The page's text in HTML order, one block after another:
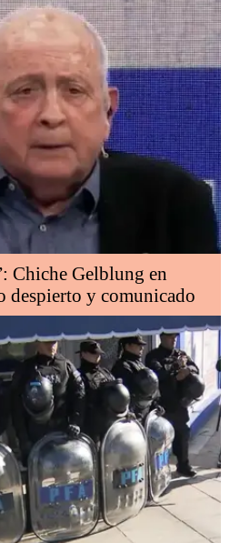
Chiche Gelblung en
despierto y comunicado